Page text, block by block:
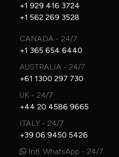
+1 929 416 3724
+1 562 269 3528
CANADA - 24/7
+1 365 654 6440
AUSTRALIA - 24/7
+61 1300 297 730
UK - 24/7
+44 20 4586 9665
ITALY - 24/7
+39 06 9450 5426
Intl. WhatsApp - 24/7